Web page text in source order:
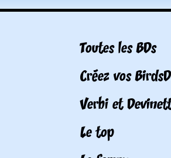
Toutes les BDs
Créez vos
Verbi et
Le top